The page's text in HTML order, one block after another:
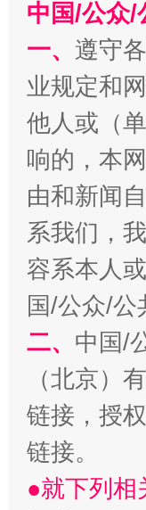
揭批
解纷+调解
中国/公众/
一、 遵守
业规定和
他人或（
响的，本
由和新闻
系我们，
容系本人
国/公众/
二、 中国/
（北京）
链接，授
链接。
●就下列